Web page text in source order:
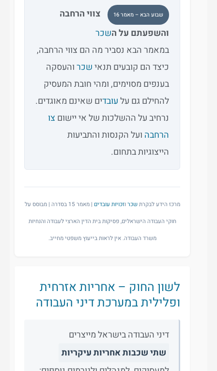
שבוע הבא – מאמר 16
צווי הרחבה
והשפעתם על השכר
במאמר הבא נסביר מה הם צווי הרחבה,
כיצד הם קובעים תנאישכרוהעסקה
בענפים מסוימים, ומהי חובת המעסיק
להחילם גם עלעובדים שאינם מאוגדים.
נרחיב על ההשלכות של אי יישום צו
הרחבה ועל הקנסות והתביעות
הייצוגיות בתחום.
מרכז הידע לבקרתשכרוזכויות עובדים | מאמר 15 בסדרה | מבוסס על
חוקי העבודה הישראלים, פסיקות בית הדין הארצי לעבודה והנחיות
משרד העבודה. אין לראות בייעוץ משפטי מחייב.
לשון החוק – אחריות אזרחית
ופלילית במערכת דיני העבודה
דיני העבודה בישראל מייצרים
שתי שכבות אחריות עיקריות